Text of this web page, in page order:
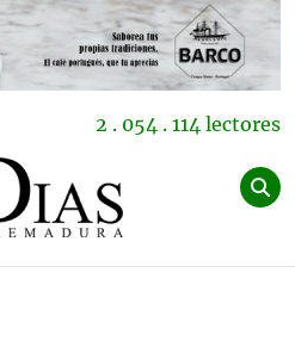
2 . 054 . 114 lectores